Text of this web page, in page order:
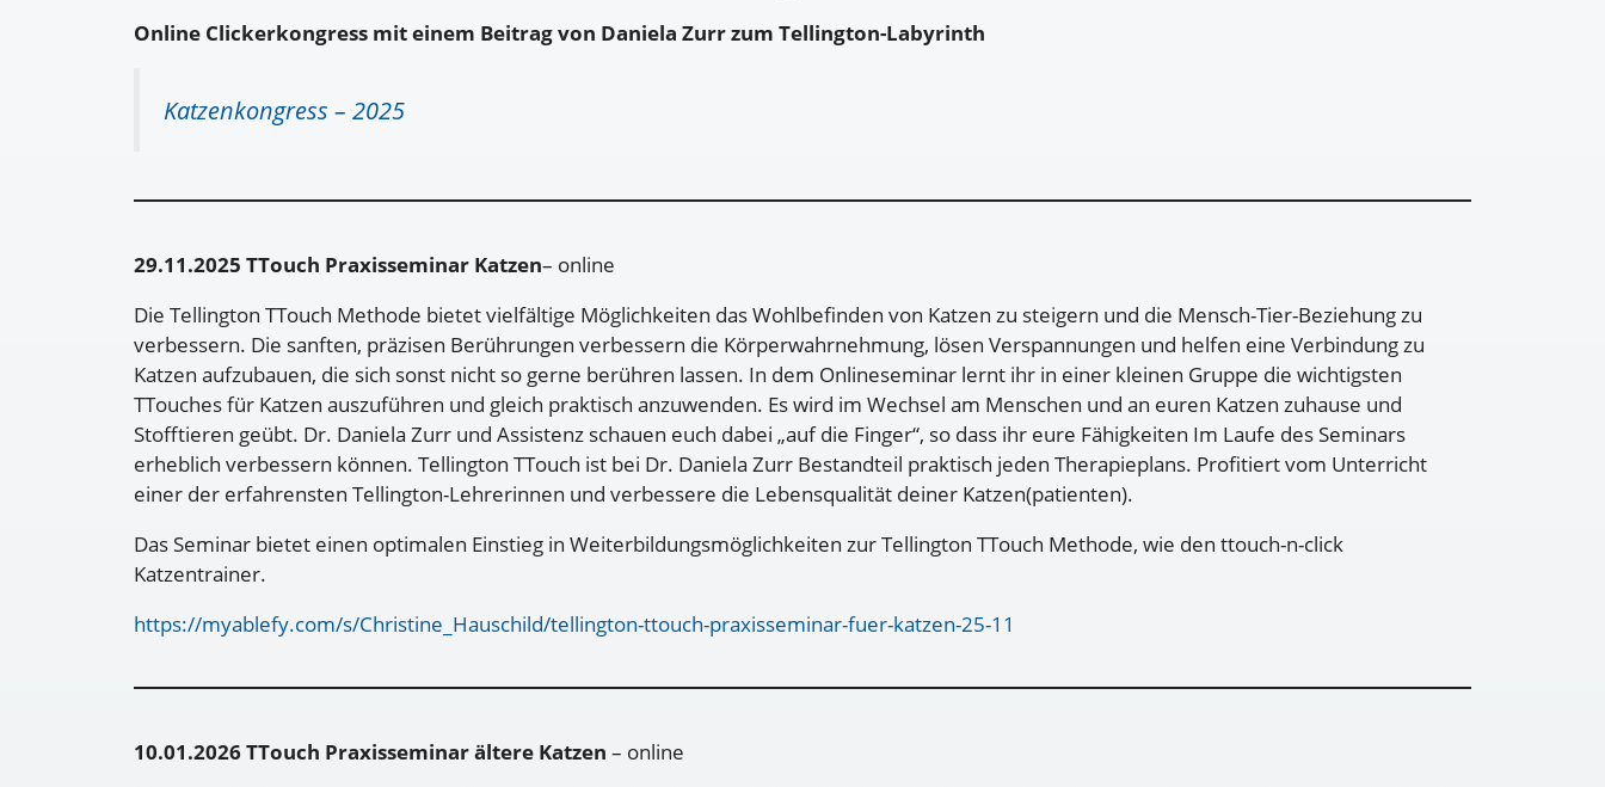
Online Clickerkongress mit einem Beitrag von Daniela Zurr zum Tellington-Labyrinth
Katzenkongress – 2025
29.11.2025 TTouch Praxisseminar Katzen– online
Die Tellington TTouch Methode bietet vielfältige Möglichkeiten das Wohlbefinden von Katzen zu steigern und die Mensch-Tier-Beziehung zu
verbessern. Die sanften, präzisen Berührungen verbessern die Körperwahrnehmung, lösen Verspannungen und helfen eine Verbindung zu
Katzen aufzubauen, die sich sonst nicht so gerne berühren lassen. In dem Onlineseminar lernt ihr in einer kleinen Gruppe die wichtigsten
TTouches für Katzen auszuführen und gleich praktisch anzuwenden. Es wird im Wechsel am Menschen und an euren Katzen zuhause und
Stofftieren geübt. Dr. Daniela Zurr und Assistenz schauen euch dabei „auf die Finger“, so dass ihr eure Fähigkeiten Im Laufe des Seminars
erheblich verbessern können. Tellington TTouch ist bei Dr. Daniela Zurr Bestandteil praktisch jeden Therapieplans. Profitiert vom Unterricht
einer der erfahrensten Tellington-Lehrerinnen und verbessere die Lebensqualität deiner Katzen(patienten).
Das Seminar bietet einen optimalen Einstieg in Weiterbildungsmöglichkeiten zur Tellington TTouch Methode, wie den ttouch-n-click
Katzentrainer.
https://myablefy.com/s/Christine_Hauschild/tellington-ttouch-praxisseminar-fuer-katzen-25-11
10.01.2026 TTouch Praxisseminar ältere Katzen – online